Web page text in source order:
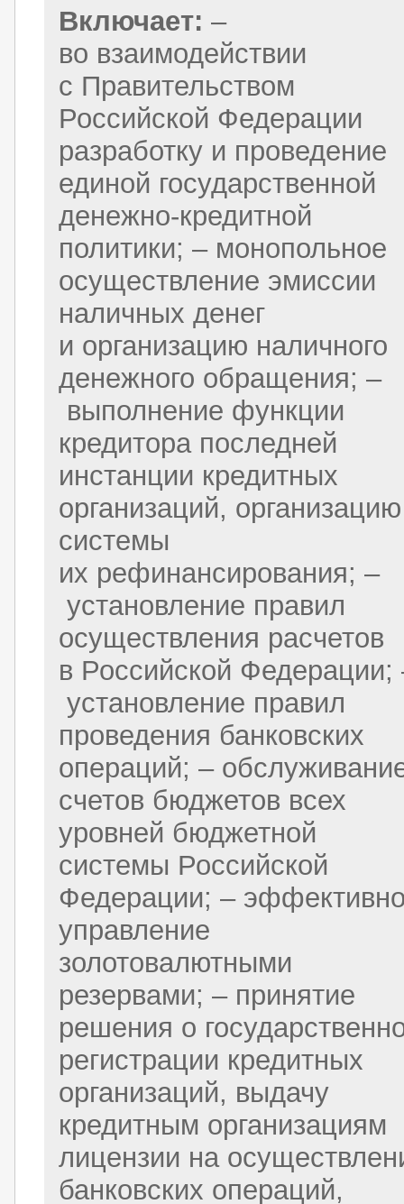
Включает: –
во взаимодействии
с Правительством
Российской Федерации
разработку и проведение
единой государственной
денежно-кредитной
политики; – монопольное
осуществление эмиссии
наличных денег
и организацию наличного
денежного обращения; –
выполнение функции
кредитора последней
инстанции кредитных
организаций, организацию
системы
их рефинансирования; –
установление правил
осуществления расчетов
в Российской Федерации;
установление правил
проведения банковских
операций; –
счетов бюджетов всех
уровней бюджетной
системы Российской
Федерации; –
управление
золотовалютными
резервами; – принятие
решения о
регистрации кредитных
организаций, выдачу
кредитным организациям
лицензии на
банковских операций,